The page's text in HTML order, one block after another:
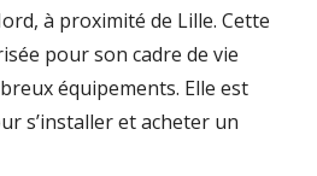
à proximité de Lille. Cette
pour son cadre de vie
équipements. Elle est
s’installer et acheter un